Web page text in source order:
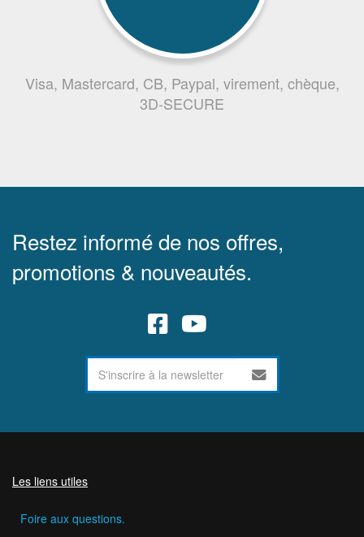
Visa, Mastercard, CB, Paypal, virement, chèque,
3D-SECURE
Restez informé de nos offres,
promotions & nouveautés.
Les liens utiles
Foire aux questions.